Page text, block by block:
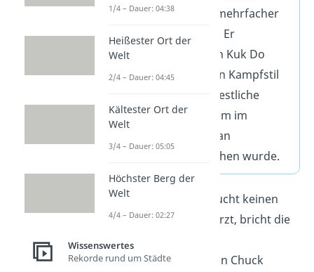
Kampfsportler und mehrfacher
Karate-Weltmeister
. Er
entwickelte mit Chun Kuk Do
sogar seinen eigenen Kampfstil
und war der erste westliche
Mann überhaupt, dem im
Taekwondo der 8. Dan
(Schwarzgurt) verliehen wurde.
„Chuck Norris braucht keinen
Helm. Wenn er stürzt, bricht die
Erdkruste.“
„DerBlinddarm
von Chuck
1/4 – Dauer: 04:38
Heißester Ort der
Welt
2/4 – Dauer: 04:45
Kältester Ort der
Welt
3/4 – Dauer: 05:05
Höchster Berg der
Welt
4/4 – Dauer: 02:27
Wissenswertes
Rekorde rund um Städte